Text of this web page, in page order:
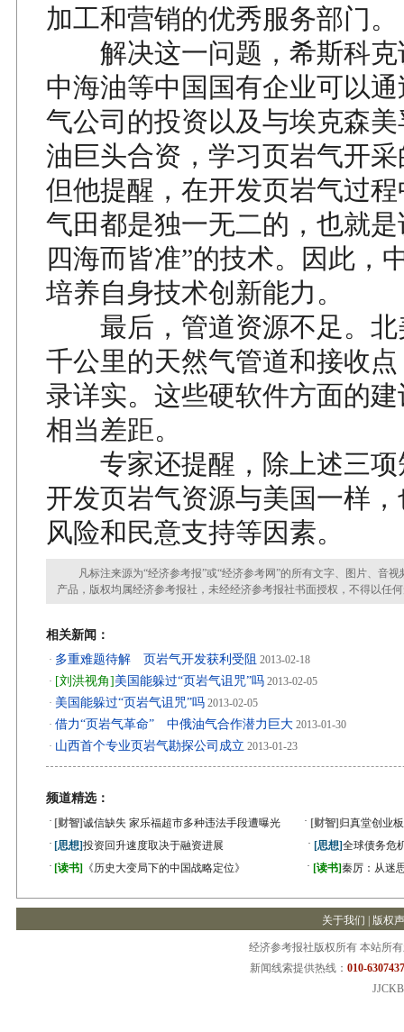
加工和营销的优秀服务部门。
解决这一问题，希斯科克
中海油等中国国有企业可以
气公司的投资以及与埃克森
油巨头合资，学习页岩气开
但他提醒，在开发页岩气过
气田都是独一无二的，也就
四海而皆准”的技术。因此，
培养自身技术创新能力。
最后，管道资源不足。北
千公里的天然气管道和接收
录详实。这些硬软件方面的
相当差距。
专家还提醒，除上述三项
开发页岩气资源与美国一样
风险和民意支持等因素。
凡标注来源为“经济参考报”或“经济参考网”的所有文字、图片、音视
产品，版权均属经济参考报社，未经经济参考报社书面授权，不得以任
相关新闻：
· 多重难题待解 页岩气开发获利受阻 2013-02-18
· [刘洪视角] 美国能躲过“页岩气诅咒”吗 2013-02-05
· 美国能躲过“页岩气诅咒”吗 2013-02-05
· 借力“页岩气革命” 中俄油气合作潜力巨大 2013-01-30
· 山西首个专业页岩气勘探公司成立 2013-01-23
频道精选：
· [财智]诚信缺失 家乐福超市多种违法手段遭曝光 · [财智] 归真堂创业
· [思想]投资回升速度取决于融资进展 · [思想]全球债务危
· [读书] 《历史大变局下的中国战略定位》 · [读书]秦厉：从迷
关于我们 版权
经济参考报社版权所有 本站所
新闻线索提供热线： 010-